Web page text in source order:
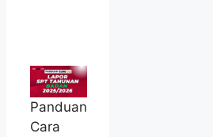
Panduan
Cara